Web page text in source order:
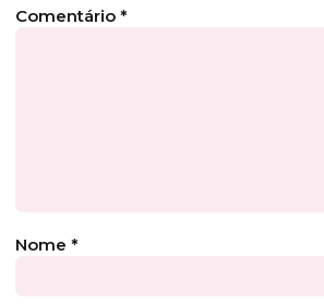
Comentário *
Nome *